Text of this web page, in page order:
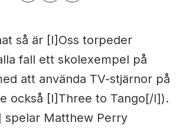
så är [I]Oss torpeder
fall ett skolexempel på
att använda TV-stjärnor på
också [I]Three to Tango[/I]).
spelar Matthew Perry